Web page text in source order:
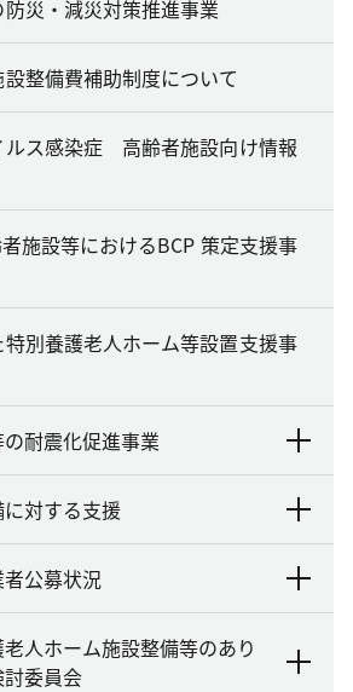
災・減災対策推進事業
整備費補助制度について
ルス感染症 高齢者施設向け情報
施設等におけるBCP 策定支援事
別養護老人ホーム等設置支援事
耐震化促進事業
対する支援
公募状況
人ホーム施設整備等のあり
委員会